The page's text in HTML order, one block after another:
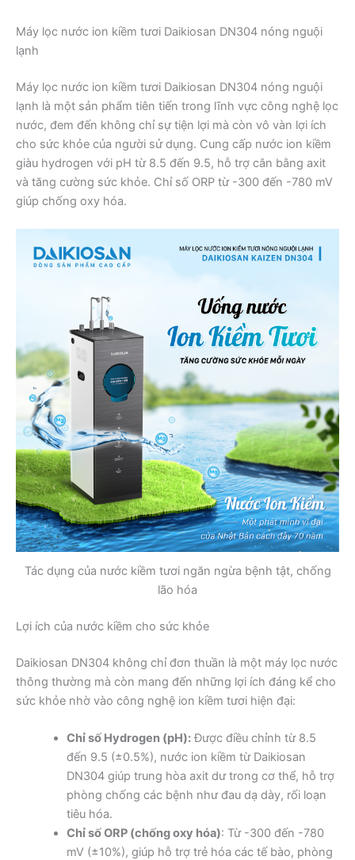
Máy lọc nước ion kiềm tươi Daikiosan DN304 nóng nguội
lạnh
Máy lọc nước ion kiềm tươi Daikiosan DN304 nóng nguội
lạnh là một sản phẩm tiên tiến trong lĩnh vực công nghệ lọc
nước, đem đến không chỉ sự tiện lợi mà còn vô vàn lợi ích
cho sức khỏe của người sử dụng. Cung cấp nước ion kiềm
giàu hydrogen với pH từ 8.5 đến 9.5, hỗ trợ cân bằng axit
và tăng cường sức khỏe. Chỉ số ORP từ -300 đến -780 mV
giúp chống oxy hóa.
Tác dụng của nước kiềm tươi ngăn ngừa bệnh tật, chống
lão hóa
Lợi ích của nước kiềm cho sức khỏe
Daikiosan DN304 không chỉ đơn thuần là một máy lọc nước
thông thường mà còn mang đến những lợi ích đáng kể cho
sức khỏe nhờ vào công nghệ ion kiềm tươi hiện đại:
Chỉ số Hydrogen (pH):Được điều chỉnh từ 8.5
đến 9.5 (±0.5%), nước ion kiềm từ Daikiosan
DN304 giúp trung hòa axit dư trong cơ thể, hỗ trợ
phòng chống các bệnh như đau dạ dày, rối loạn
tiêu hóa.
Chỉ số ORP (chống oxy hóa): Từ -300 đến -780
mV (±10%), giúp hỗ trợ trẻ hóa các tế bào, phòng